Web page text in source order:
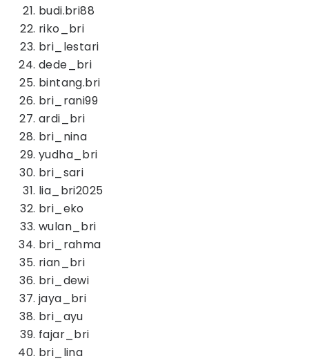
budi.bri88
riko_bri
bri_lestari
dede_bri
bintang.bri
bri_rani99
ardi_bri
bri_nina
yudha_bri
bri_sari
lia_bri2025
bri_eko
wulan_bri
bri_rahma
rian_bri
bri_dewi
jaya_bri
bri_ayu
fajar_bri
bri_lina